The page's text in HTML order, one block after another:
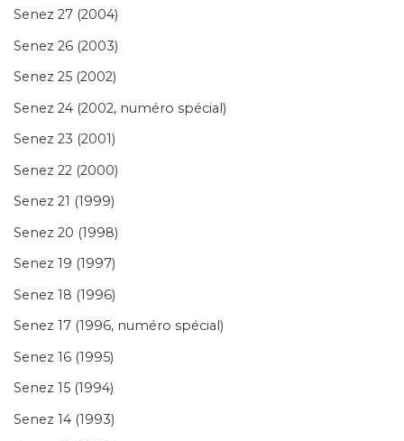
Senez 27 (2004)
Senez 26 (2003)
Senez 25 (2002)
Senez 24 (2002, numéro spécial)
Senez 23 (2001)
Senez 22 (2000)
Senez 21 (1999)
Senez 20 (1998)
Senez 19 (1997)
Senez 18 (1996)
Senez 17 (1996, numéro spécial)
Senez 16 (1995)
Senez 15 (1994)
Senez 14 (1993)